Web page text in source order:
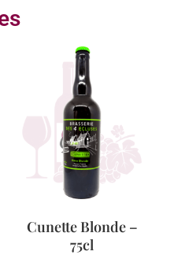
Cunette Blonde –
75cl